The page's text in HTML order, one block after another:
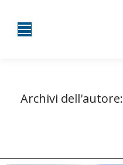
Archivi dell'autore: